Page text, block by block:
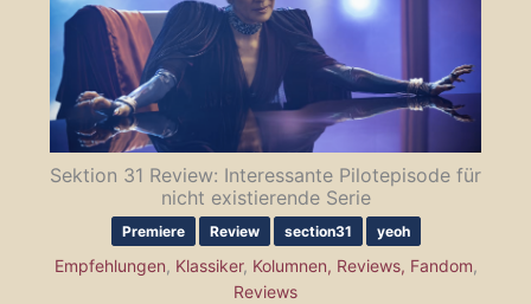
Sektion 31 Review: Interessante Pilotepisode für
nicht existierende Serie
Premiere Review section31 yeoh
Empfehlungen, Klassiker, Kolumnen, Reviews, Fandom,
Reviews